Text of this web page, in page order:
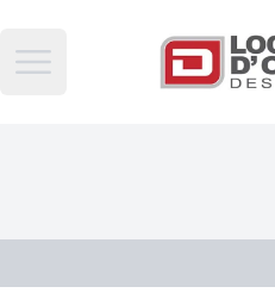
Open main menu